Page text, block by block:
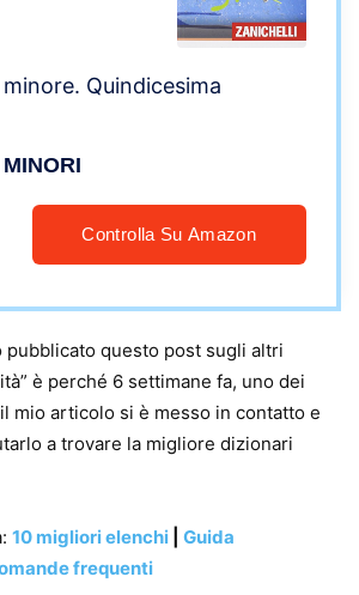
Quindicesima
Controlla Su Amazon
pubblicato questo post sugli altri
è perché 6 settimane fa, uno dei
mio articolo si è messo in contatto e
a trovare la migliore dizionari
10 migliori elenchi
Guida
frequenti